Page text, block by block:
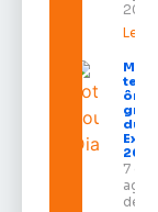
2026
Leia
terá
2026
7 de
de